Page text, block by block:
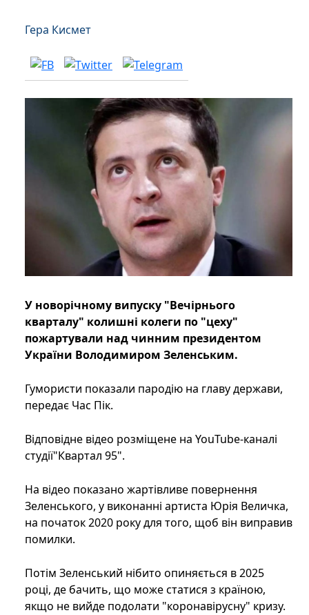
Гера Кисмет
У новорічному випуску "Вечірнього
кварталу" колишні колеги по "цеху"
пожартували над чинним президентом
України Володимиром Зеленським.
Гумористи показали пародію на главу держави,
передає Час Пік.
Відповідне відео розміщене на YouTube-каналі
студії"Квартал 95".
На відео показано жартівливе повернення
Зеленського, у виконанні артиста Юрія Величка,
на початок 2020 року для того, щоб він виправив
помилки.
Потім Зеленський нібито опиняється в 2025
році, де бачить, що може статися з країною,
якщо не вийде подолати "коронавірусну" кризу.